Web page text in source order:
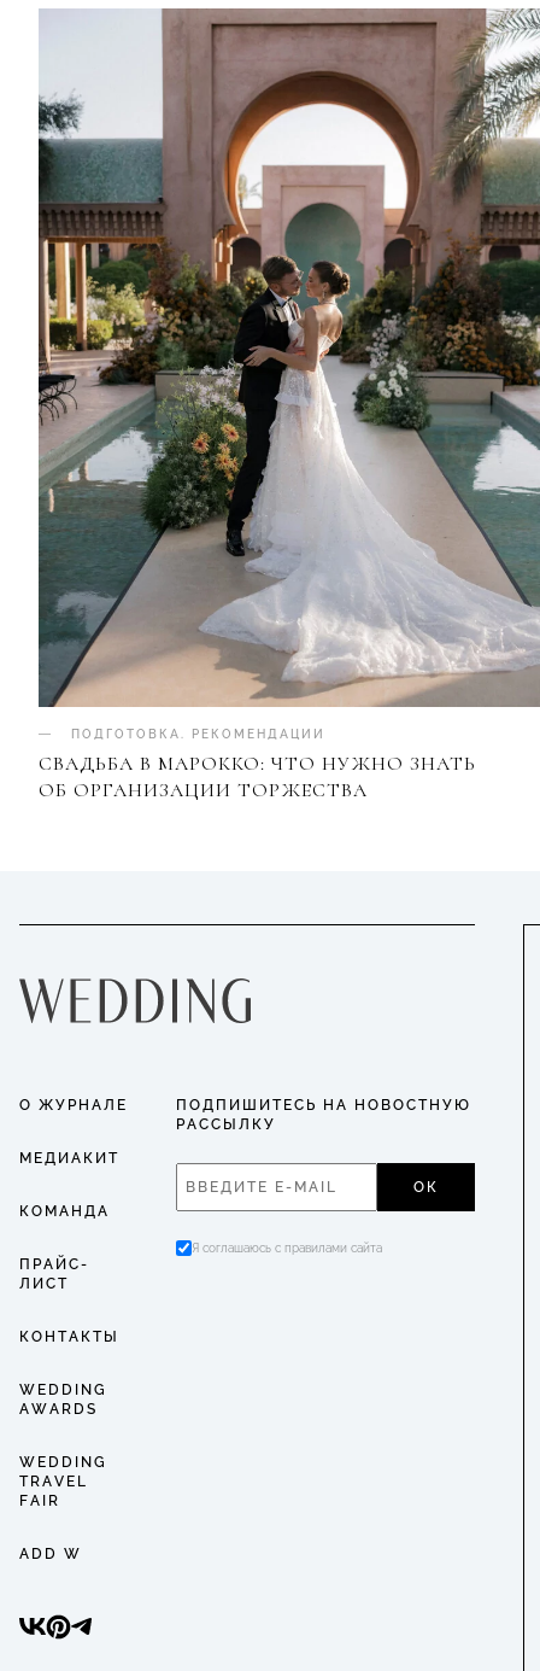
ПОДГОТОВКА РЕКОМЕНДАЦИИ
СВАДЬБА В МАРОККО: ЧТО НУЖНО ЗНАТЬ
ОБ ОРГАНИЗАЦИИ ТОРЖЕСТВА
О ЖУРНАЛЕ
МЕДИАКИТ
КОМАНДА
ПРАЙС-
ЛИСТ
КОНТАКТЫ
WEDDING
AWARDS
WEDDING
TRAVEL
FAIR
ADD W
ПОДПИШИТЕСЬ НА НОВОСТНУЮ
РАССЫЛКУ
ОК
Я соглашаюсь с правилами сайта